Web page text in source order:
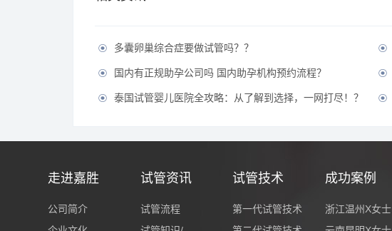
 多囊卵巢综合症要做试管吗？？ 
 国内有正规助孕公司吗 国内助孕机构预约流程？ 
 泰国试管婴儿医院全攻略：从了解到选择，一网打尽！？ 
走进嘉胜
公司简介
试管资讯
试管流程
试管技术
第一代试管技术
成功案例
浙江温州X女士